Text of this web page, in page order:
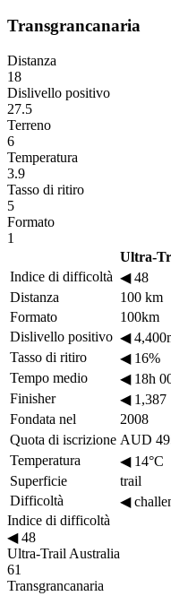
Transgrancanaria
Distanza
18
Dislivello positivo
27.5
Terreno
6
Temperatura
3.9
Tasso di ritiro
5
Formato
1
Ultra-
Indice di difficoltà ◀48
Distanza
100 km
Formato
100km
Dislivello positivo ◀
Tasso di ritiro
◀16%
Tempo medio
◀18h
Finisher
◀1,387
Fondata nel
2008
Quota di iscrizione AUD
Temperatura
◀14°C
Superficie
trail
Difficoltà
◀
Indice di difficoltà
◀48
Ultra-Trail Australia
61
Transgrancanaria